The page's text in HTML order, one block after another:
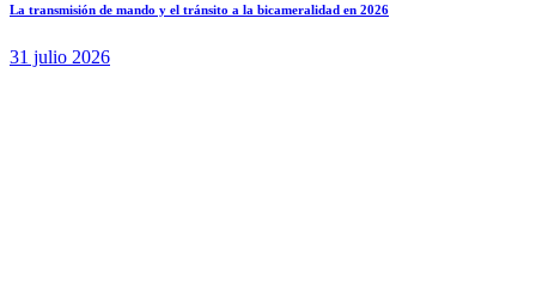
La transmisión de mando y el tránsito a la bicameralidad en 2026
31 julio 2026